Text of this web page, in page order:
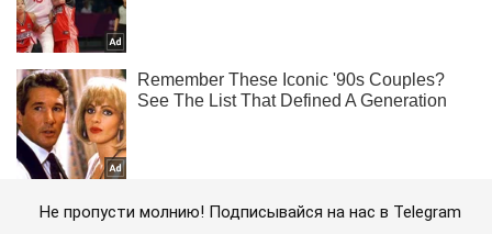
Не пропусти молнию! Подписывайся на нас в Telegram